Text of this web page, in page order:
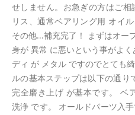
せしません。お急ぎの方はご
リス、通常ベアリング用 オイ
その他...補充完了！ まずはオー
身が 異常 に悪いという事がよ
ディ が メタル ですのでとても
ルの基本ステップは以下の通
完全磨き上げ が基本です。 ベ
洗浄 です。 オールドパーツ入